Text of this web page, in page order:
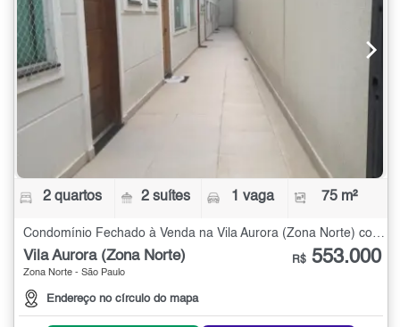
2 quartos 2 suítes 1 vaga 75 m²
Condomínio Fechado à Venda na Vila Aurora (Zona Norte) com 2 quartos - 75 m²
Vila Aurora (Zona Norte)
Zona Norte - São Paulo
Endereço no círculo do mapa
R$ 553.000